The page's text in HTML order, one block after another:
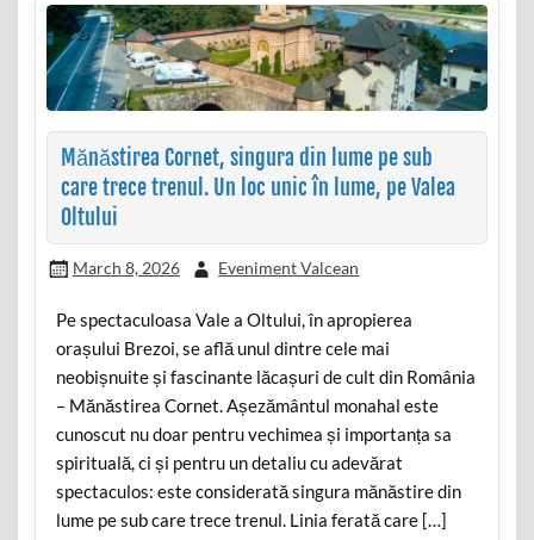
Mănăstirea Cornet, singura din lume pe sub
care trece trenul. Un loc unic în lume, pe Valea
Oltului
March 8, 2026 Eveniment Valcean
Pe spectaculoasa Vale a Oltului, în apropierea
orașului Brezoi, se află unul dintre cele mai
neobișnuite și fascinante lăcașuri de cult din România
– Mănăstirea Cornet. Așezământul monahal este
cunoscut nu doar pentru vechimea și importanța sa
spirituală, ci și pentru un detaliu cu adevărat
spectaculos: este considerată singura mănăstire din
lume pe sub care trece trenul. Linia ferată care […]